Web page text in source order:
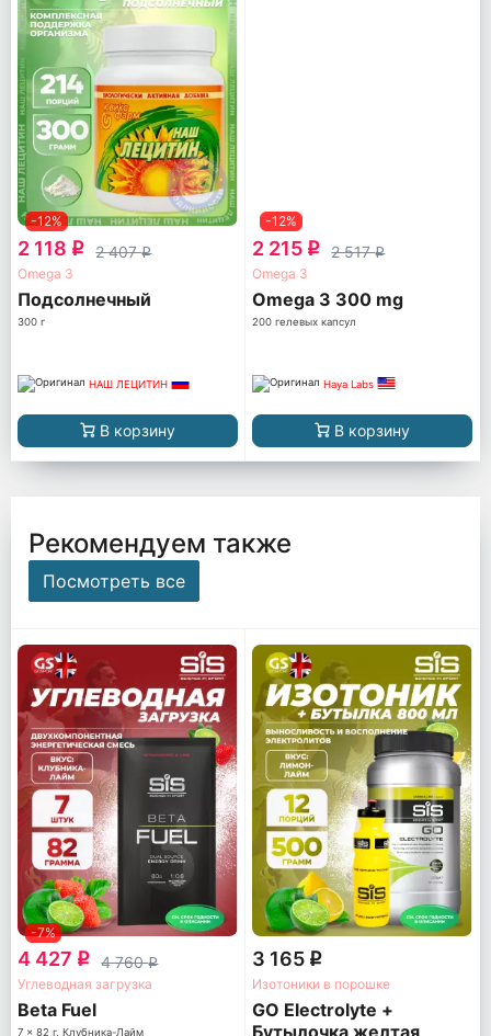
-12%
2 118 q 2 407q
Omega 3
Подсолнечный
300 г
НАШ ЛЕЦИТИН
В корзину
-12%
2 215 q 2 517q
Omega 3
Omega 3 300 mg
200 гелевых капсул
Haya Labs
В корзину
Рекомендуем также
Посмотреть все
-7%
4 427 q 4 760q
Углеводная загрузка
Beta Fuel
7 x 82 г, Клубника-Лайм
3 165 q
Изотоники в порошке
GO Electrolyte +
Бутылочка желтая